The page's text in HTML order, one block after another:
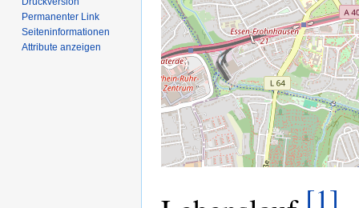
[1]
Permanenter Link
Seiten­­informationen
Attribute anzeigen